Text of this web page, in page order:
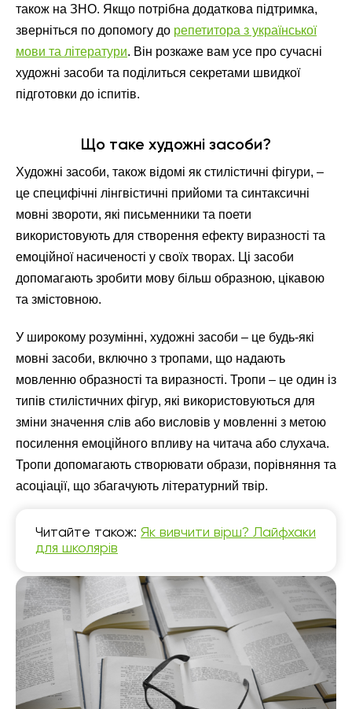
також на ЗНО. Якщо потрібна додаткова підтримка,
зверніться по допомогу до репетитора з української
мови та літератури. Він розкаже вам усе про сучасні
художні засоби та поділиться секретами швидкої
підготовки до іспитів.
Що таке художні засоби?
Художні засоби, також відомі як стилістичні фігури, –
це специфічні лінгвістичні прийоми та синтаксичні
мовні звороти, які письменники та поети
використовують для створення ефекту виразності та
емоційної насиченості у своїх творах. Ці засоби
допомагають зробити мову більш образною, цікавою
та змістовною.
У широкому розумінні, художні засоби – це будь-які
мовні засоби, включно з тропами, що надають
мовленню образності та виразності. Тропи – це один із
типів стилістичних фігур, які використовуються для
зміни значення слів або висловів у мовленні з метою
посилення емоційного впливу на читача або слухача.
Тропи допомагають створювати образи, порівняння та
асоціації, що збагачують літературний твір.
Читайте також: Як вивчити вірш? Лайфхаки
для школярів